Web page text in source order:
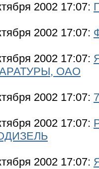
2002 17:07:
2002 17:07:
2002 17:07:
ОАО
2002 17:07:
2002 17:07:
2002 17:07: